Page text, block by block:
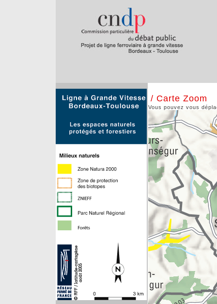
/ Carte Zoom
Vous pouvez vous